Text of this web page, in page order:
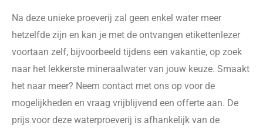
Na deze unieke proeverij zal geen enkel water meer
hetzelfde zijn en kan je met de ontvangen etikettenlezer
voortaan zelf, bijvoorbeeld tijdens een vakantie, op zoek
naar het lekkerste mineraalwater van jouw keuze. Smaakt
het naar meer? Neem contact met ons op voor de
mogelijkheden en vraag vrijblijvend een offerte aan. De
prijs voor deze waterproeverij is afhankelijk van de